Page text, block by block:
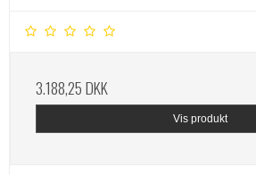
3.188,25 DKK
Vis produkt